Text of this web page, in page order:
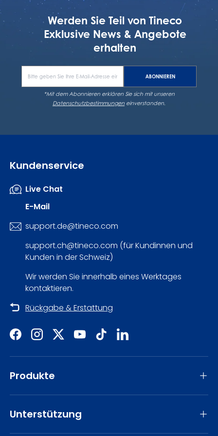
Unterschriftspflicht bei Erhalt.
Werden Sie Teil von Tineco
Exklusive News & Angebote
erhalten
Kundenservice
Live Chat
E-Mail
support.de@tineco.com
Kunden in der Schweiz)
kontaktieren.
Rückgabe & Erstattung
Produkte